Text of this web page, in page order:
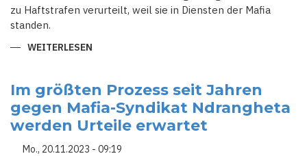
zu Haftstrafen verurteilt, weil sie in Diensten der Mafia
standen.
WEITERLESEN
FORZA
ITALIA
IN
MAFIA-
PROZESS
VERURTEILT
Im größten Prozess seit Jahren
gegen Mafia-Syndikat Ndrangheta
werden Urteile erwartet
Mo., 20.11.2023 - 09:19